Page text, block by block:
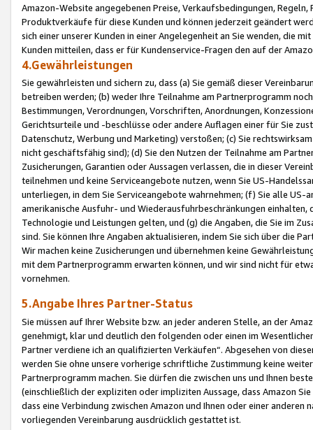
Amazon-Website angegebenen Preise, Verkaufsbedingungen,
Produktverkäufe für diese Kunden und können jederzeit geändert
sich einer unserer Kunden in einer Angelegenheit an Sie wenden, die
Kunden mitteilen, dass er für Kundenservice-Fragen den auf der
4.Gewährleistungen
Sie gewährleisten und sichern zu, dass (a) Sie gemäß dieser
betreiben werden; (b) weder Ihre Teilnahme am Partnerprogramm
Bestimmungen, Verordnungen, Vorschriften, Anordnungen,
Gerichtsurteile und -beschlüsse oder andere Auflagen einer für Sie
Datenschutz, Werbung und Marketing) verstoßen; (c) Sie
nicht geschäftsfähig sind); (d) Sie den Nutzen der Teilnahme am
Zusicherungen, Garantien oder Aussagen verlassen, die in dieser
teilnehmen und keine Serviceangebote nutzen, wenn Sie US-
unterliegen, in dem Sie Serviceangebote wahrnehmen; (f) Sie alle
amerikanische Ausfuhr- und Wiederausfuhrbeschränkungen
Technologie und Leistungen gelten, und (g) die Angaben, die Sie im
sind. Sie können Ihre Angaben aktualisieren, indem Sie sich über die
Wir machen keine Zusicherungen und übernehmen keine
mit dem Partnerprogramm erwarten können, und wir sind nicht für
vornehmen.
5.Angabe Ihres Partner-Status
Sie müssen auf Ihrer Website bzw. an jeder anderen Stelle, an der
genehmigt, klar und deutlich den folgenden oder einen im
Partner verdiene ich an qualifizierten Verkäufen“. Abgesehen von
werden Sie ohne unsere vorherige schriftliche Zustimmung keine
Partnerprogramm machen. Sie dürfen die zwischen uns und Ihnen
(einschließlich der expliziten oder impliziten Aussage, dass Amazon
dass eine Verbindung zwischen Amazon und Ihnen oder einer
vorliegenden Vereinbarung ausdrücklich gestattet ist.